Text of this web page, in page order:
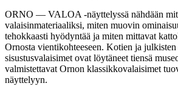
ORNO — VALOA -näyttelyssä nähdään
valaisinmateriaaliksi, miten muovin
tehokkaasti hyödyntää ja miten mittavat
Ornosta vientikohteeseen. Kotien ja
sisustusvalaisimet ovat löytäneet tiensä
valmistettavat Ornon klassikkovalaisimet
näyttelyyn.